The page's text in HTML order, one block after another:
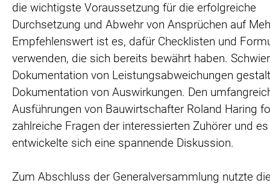
die wichtigste Voraussetzung für die erfolgreiche
Durchsetzung und Abwehr von Ansprüchen auf
Empfehlenswert ist es, dafür Checklisten und
verwenden, die sich bereits bewährt haben.
Dokumentation von Leistungsabweichungen
Dokumentation von Auswirkungen. Den
Ausführungen von Bauwirtschafter Roland Haring
zahlreiche Fragen der interessierten Zuhörer und es
entwickelte sich eine spannende Diskussion.
Zum Abschluss der Generalversammlung nutzte